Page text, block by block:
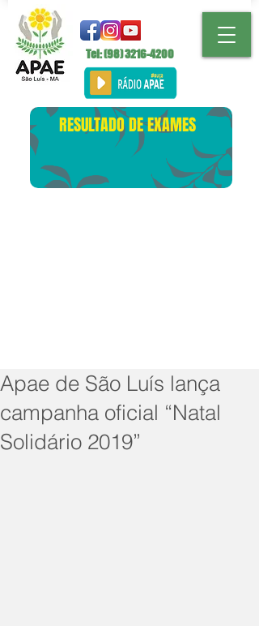
Tel: (98)3216-4200
RESULTADO DE EXAMES
Apae de São Luís lança
campanha oficial “Natal
Solidário 2019”